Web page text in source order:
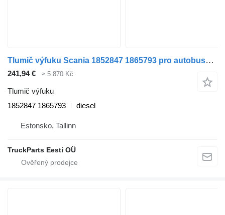
Tlumič výfuku Scania 1852847 1865793 pro autobusy Scania K,N,F-series bus (2006-)
241,94 € ≈ 5 870 Kč
Tlumič výfuku
1852847 1865793
diesel
Estonsko, Tallinn
TruckParts Eesti OÜ